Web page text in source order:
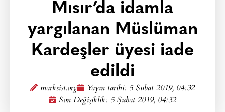
Mısır’da idamla
yargılanan Müslüman
Kardeşler üyesi iade
edildi
marksist.org Yayın tarihi: 5 Şubat 2019, 04:32
Son Değişiklik: 5 Şubat 2019, 04:32